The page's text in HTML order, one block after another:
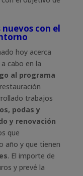
con el
hoy acerca
cabo en la
al programa
trabajos
podas y
y renovación
que
año y que tienen
. El importe de
y prevé la